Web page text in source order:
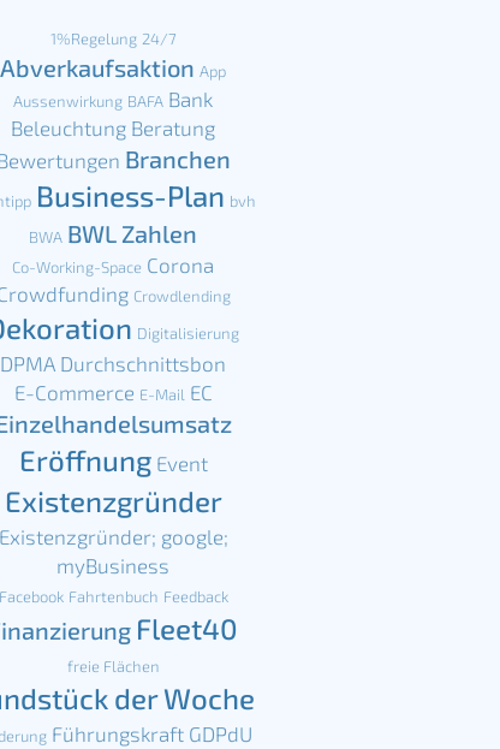
1%Regelung 24/7
Abverkaufsaktion App
Aussenwirkung BAFA Bank
Beleuchtung Beratung
Branchen
Business-Plan bvh
BWA BWL Zahlen
Co-Working-Space Corona
Crowdlending
Digitalisierung
DPMA Durchschnittsbon
E-Commerce E-Mail EC
Eröffnung Event
Existenzgründer
Existenzgründer; google;
myBusiness
Facebook Fahrtenbuch Feedback
Fleet40
freie Flächen
der Woche
Führungskraft GDPdU